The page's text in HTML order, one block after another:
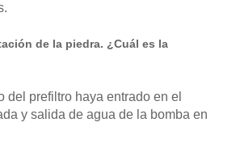
de la piedra. ¿Cuál es la
prefiltro haya entrado en el
y salida de agua de la bomba en